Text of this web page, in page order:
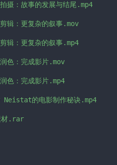
故事的发展与结尾.mp4
更复杂的叙事.mov
更复杂的叙事.mp4
完成影片.mov
完成影片.mp4
的电影制作秘诀.mp4
.rar